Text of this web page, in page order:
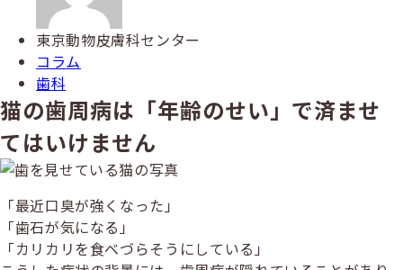
東京動物皮膚科センター
カ
テ
ゴ
リ
ー
コラム
カ
テ
ゴ
リ
ー
歯科
猫の歯周病は「年齢のせい」で済ませ
てはいけません
「最近口臭が強くなった」
「歯石が気になる」
「カリカリを食べづらそうにしている」